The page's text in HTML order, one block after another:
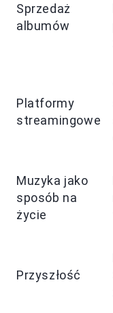
Sprzedaż
albumów
Platformy
streamingowe
Muzyka jako
sposób na
życie
Przyszłość